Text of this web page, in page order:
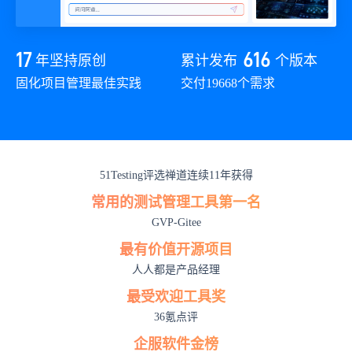
17 年坚持原创
固化项目管理最佳实践
累计发布 616 个版本
交付19668个需求
51Testing评选禅道连续11年获得
常用的测试管理工具第一名
GVP-Gitee
最有价值开源项目
人人都是产品经理
最受欢迎工具奖
36氪点评
企服软件金榜